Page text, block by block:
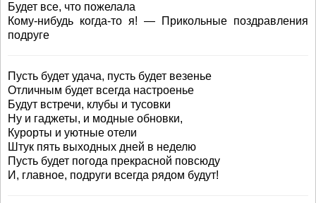
Будет все, что пожелала
Кому-нибудь когда-то я! — Прикольные поздравления
подруге
Пусть будет удача, пусть будет везенье
Отличным будет всегда настроенье
Будут встречи, клубы и тусовки
Ну и гаджеты, и модные обновки,
Курорты и уютные отели
Штук пять выходных дней в неделю
Пусть будет погода прекрасной повсюду
И, главное, подруги всегда рядом будут!